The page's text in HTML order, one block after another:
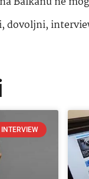
,dovoljni,
INTERVIEW